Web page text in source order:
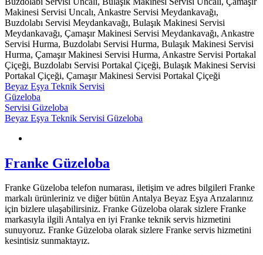
Makinesi Servisi Uncalı, Ankastre Servisi Meydankavağı,
Buzdolabı Servisi Meydankavağı, Bulaşık Makinesi Servisi
Meydankavağı, Çamaşır Makinesi Servisi Meydankavağı, Ankastre
Servisi Hurma, Buzdolabı Servisi Hurma, Bulaşık Makinesi Servisi
Hurma, Çamaşır Makinesi Servisi Hurma, Ankastre Servisi Portakal
Çiçeği, Buzdolabı Servisi Portakal Çiçeği, Bulaşık Makinesi Servisi
Portakal Çiçeği, Çamaşır Makinesi Servisi Portakal Çiçeği
Beyaz Eşya Teknik Servisi
Güzeloba
Servisi Güzeloba
Beyaz Eşya Teknik Servisi Güzeloba
Franke Güzeloba
Franke Güzeloba telefon numarası, iletişim ve adres bilgileri Franke
markalı ürünleriniz ve diğer bütün Antalya Beyaz Eşya Arızalarınız
için bizlere ulaşabilirsiniz. Franke Güzeloba olarak sizlere Franke
markasıyla ilgili Antalya en iyi Franke teknik servis hizmetini
sunuyoruz. Franke Güzeloba olarak sizlere Franke servis hizmetini
kesintisiz sunmaktayız.